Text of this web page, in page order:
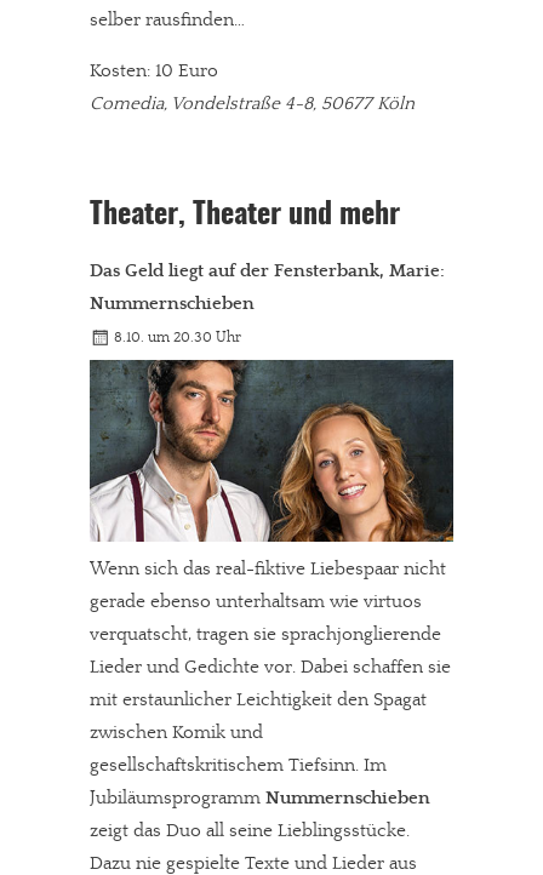
selber rausfinden…
Kosten: 10 Euro
Comedia, Vondelstraße 4-8, 50677 Köln
Theater, Theater und mehr
Das Geld liegt auf der Fensterbank, Marie:
Nummernschieben
8.10. um 20.30 Uhr
Wenn sich das real-fiktive Liebespaar nicht
gerade ebenso unterhaltsam wie virtuos
verquatscht, tragen sie sprachjonglierende
Lieder und Gedichte vor. Dabei schaffen sie
mit erstaunlicher Leichtigkeit den Spagat
zwischen Komik und
gesellschaftskritischem Tiefsinn. Im
Jubiläumsprogramm Nummernschieben
zeigt das Duo all seine Lieblingsstücke.
Dazu nie gespielte Texte und Lieder aus